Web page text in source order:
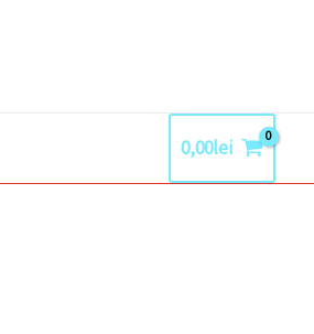
0,00lei